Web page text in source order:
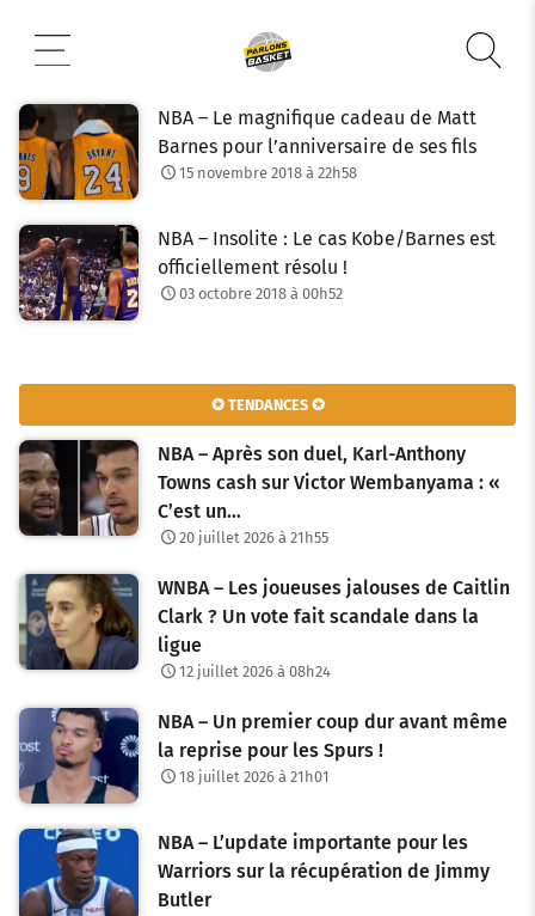
contenu
NBA – Le magnifique cadeau de Matt
Barnes pour l’anniversaire de ses fils
15 novembre 2018 à 22h58
NBA – Insolite : Le cas Kobe/Barnes est
officiellement résolu !
03 octobre 2018 à 00h52
✪ TENDANCES ✪
NBA – Après son duel, Karl-Anthony
Towns cash sur Victor Wembanyama : «
C’est un…
20 juillet 2026 à 21h55
WNBA – Les joueuses jalouses de Caitlin
Clark ? Un vote fait scandale dans la
ligue
12 juillet 2026 à 08h24
NBA – Un premier coup dur avant même
la reprise pour les Spurs !
18 juillet 2026 à 21h01
NBA – L’update importante pour les
Warriors sur la récupération de Jimmy
Butler